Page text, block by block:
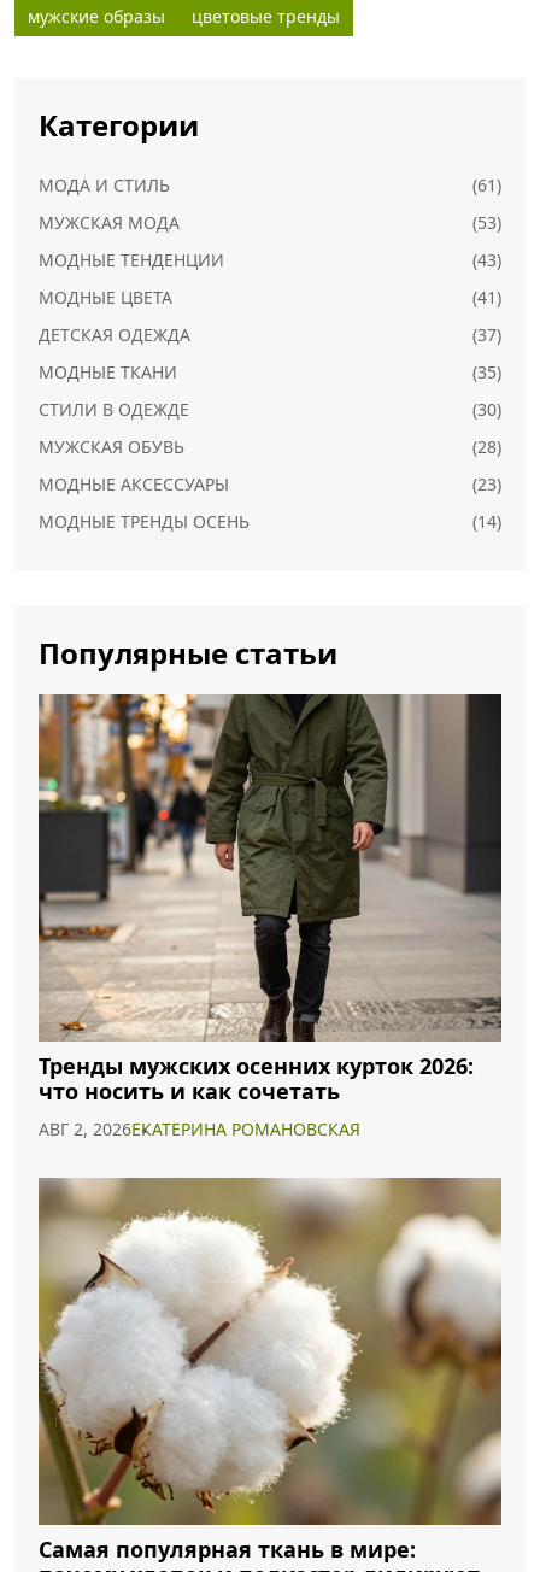
мужские образы цветовые тренды
Категории
МОДА И СТИЛЬ
(61)
МУЖСКАЯ МОДА
(53)
МОДНЫЕ ТЕНДЕНЦИИ
(43)
МОДНЫЕ ЦВЕТА
(41)
ДЕТСКАЯ ОДЕЖДА
(37)
МОДНЫЕ ТКАНИ
(35)
СТИЛИ В ОДЕЖДЕ
(30)
МУЖСКАЯ ОБУВЬ
(28)
МОДНЫЕ АКСЕССУАРЫ
(23)
МОДНЫЕ ТРЕНДЫ ОСЕНЬ
(14)
Популярные статьи
Тренды мужских осенних курток 2026:
что носить и как сочетать
АВГ 2, 2026ЕКАТЕРИНА РОМАНОВСКАЯ
Самая популярная ткань в мире: